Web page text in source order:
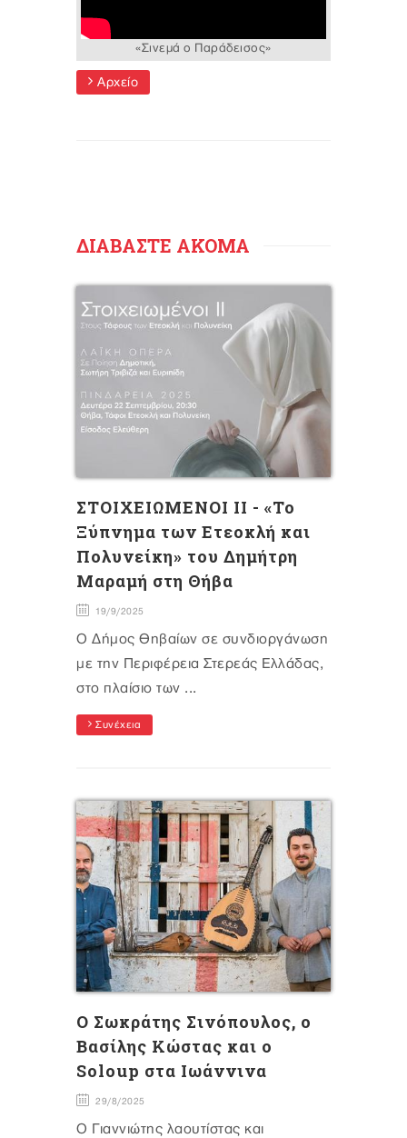
«Σινεμά ο Παράδεισος»
Αρχείο
ΔΙΑΒΑΣΤΕ ΑΚΟΜΑ
ΣΤΟΙΧΕΙΩΜΕΝΟΙ II - «Το
Ξύπνημα των Ετεοκλή και
Πολυνείκη» του Δημήτρη
Μαραμή στη Θήβα
19/9/2025
O Δήμος Θηβαίων σε συνδιοργάνωση
με την Περιφέρεια Στερεάς Ελλάδας,
στο πλαίσιο των ...
Συνέχεια
Ο Σωκράτης Σινόπουλος, ο
Βασίλης Κώστας και ο
Soloup στα Ιωάννινα
29/8/2025
Ο Γιαννιώτης λαουτίστας και